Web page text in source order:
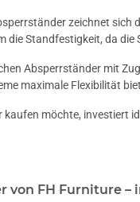
zeichnet sich
die Standfestigkeit, da
Absperrständer mit
maximale Flexibilität
kaufen möchte, investiert
von FH Furniture